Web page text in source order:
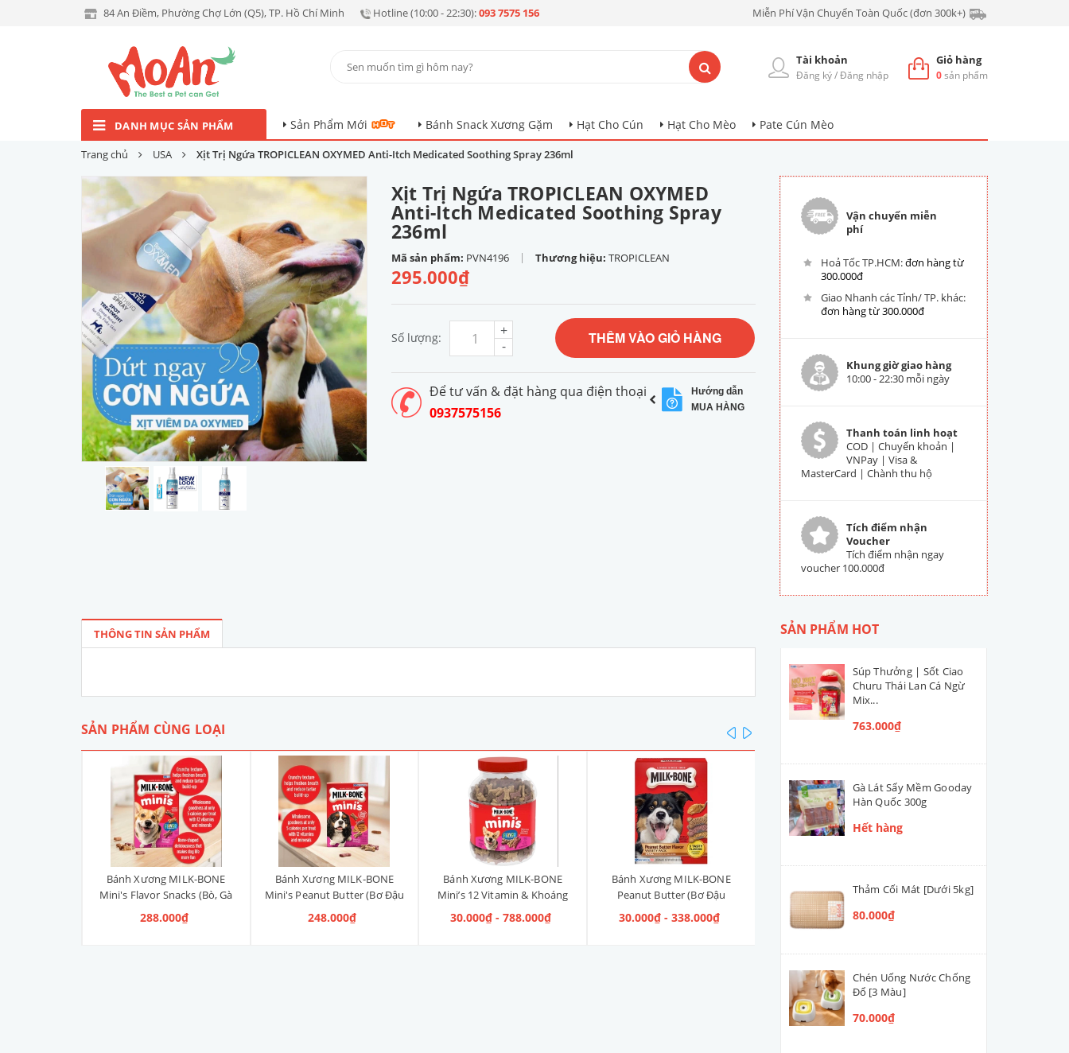
84 An Điềm, Phường Chợ Lớn (Q5), TP. Hồ Chí Minh Hotline (10:00 - 22:30):093 7575 156 Miễn Phí Vận Chuyển Toàn Quốc (đơn 300k+)
Giỏ hàng
0sản phẩm
Tài khoản
Đăng ký/Đăng nhập
DANH MỤC SẢN PHẨM Sản Phẩm Mới Bánh Snack Xương Gặm Hạt Cho Cún Hạt Cho Mèo Pate Cún Mèo
Trang chủ USA Xịt Trị Ngứa TROPICLEAN OXYMED Anti-Itch Medicated Soothing Spray 236ml
Xịt Trị Ngứa TROPICLEAN OXYMED
Anti-Itch Medicated Soothing Spray
236ml
Mã sản phẩm: PVN4196 | Thương hiệu: TROPICLEAN
295.000₫
Số lượng: -
+ THÊM VÀO GIỎ HÀNG
Để tư vấn & đặt hàng qua điện thoại
0937575156
Hướng dẫn
MUA HÀNG
Vận chuyển miễn
phí
Hoả Tốc TP.HCM:đơn hàng từ
300.000đ
Giao Nhanh các Tỉnh/ TP. khác:
đơn hàng từ 300.000đ
Khung giờ giao hàng
10:00 - 22:30 mỗi ngày
Thanh toán linh hoạt
COD | Chuyển khoản |
VNPay | Visa &
MasterCard | Chành thu hộ
Tích điểm nhận
Voucher
Tích điểm nhận ngay
voucher 100.000đ
THÔNG TIN SẢN PHẨM
SẢN PHẨM CÙNG LOẠI
Bánh Xương MILK-BONE
Mini's Flavor Snacks (Bò, Gà
& Heo Xông Khói) 425g
288.000₫
Bánh Xương MILK-BONE
Mini's Peanut Butter (Bơ Đậu
Phộng) 425g
248.000₫
Bánh Xương MILK-BONE
Mini’s 12 Vitamin & Khoáng
(size mini)
30.000₫ - 788.000₫
Bánh Xương MILK-BONE
Peanut Butter (Bơ Đậu
Phộng, Xông Khói & Bơ Đậu
Phộng, Mật Ong & Bơ Đậu
30.000₫ - 338.000₫
Greenies
45.000₫ - 1.565.000₫
Maro Snacks Bacon (Heo
prev
SẢN PHẨM HOT
Súp Thưởng | Sốt Ciao
Churu Thái Lan Cá Ngừ
Mix...
763.000₫
Gà Lát Sấy Mềm Gooday
Hàn Quốc 300g
Hết hàng
Thảm Cối Mát [Dưới 5kg]
80.000₫
Chén Uống Nước Chống
Đổ [3 Màu]
70.000₫